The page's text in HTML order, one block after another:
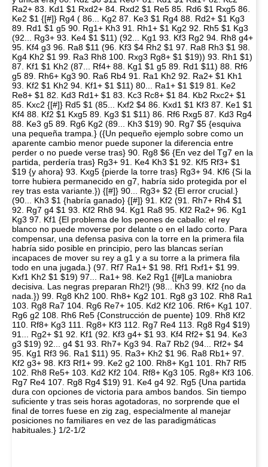
Ra2+ 83. Kd1 $1 Rxd2+ 84. Rxd2 $1 Re5 85. Rd6 $1 Rxg5 86.
Ke2 $1 {[#]} Rg4 ( 86... Kg2 87. Ke3 $1 Rg4 88. Rd2+ $1 Kg3
89. Rd1 $1 g5 90. Rg1+ Kh3 91. Rh1+ $1 Kg2 92. Rh5 $1 Kg3
(92... Rg3+ 93. Ke4 $1 $11) (92... Kg1 93. Kf3 Rg2 94. Rh8 g4+
95. Kf4 g3 96. Ra8 $11 (96. Kf3 $4 Rh2 $1 97. Ra8 Rh3 $1 98.
Kg4 Kh2 $1 99. Ra3 Rh8 100. Rxg3 Rg8+ $1 $19)) 93. Rh1 $1)
87. Kf1 $1 Kh2 (87... Rf4+ 88. Kg1 $1 g5 89. Rd1 $11) 88. Rf6
g5 89. Rh6+ Kg3 90. Ra6 Rb4 91. Ra1 Kh2 92. Ra2+ $1 Kh1
93. Kf2 $1 Kh2 94. Kf1+ $1 $11) 80... Ra1+ $1 $19 81. Ke2
Re8+ $1 82. Kd3 Rd1+ $1 83. Kc3 Rc8+ $1 84. Kb2 Rxc2+ $1
85. Kxc2 {[#]} Rd5 $1 (85... Kxf2 $4 86. Kxd1 $1 Kf3 87. Ke1 $1
Kf4 88. Kf2 $1 Kxg5 89. Kg3 $1 $11) 86. Rf6 Rxg5 87. Kd3 Rg4
88. Ke3 g5 89. Rg6 Kg2 (89... Kh3 $19) 90. Rg7 $5 {esquiva
una pequeña trampa.} ({Un pequeño ejemplo sobre como un
aparente cambio menor puede suponer la diferencia entre
perder o no puede verse tras} 90. Rg8 $6 {En vez del Tg7 en la
partida, perdería tras} Rg3+ 91. Ke4 Kh3 $1 92. Kf5 Rf3+ $1
$19 {y ahora} 93. Kxg5 {pierde la torre tras} Rg3+ 94. Kf6 {Si la
torre hubiera permanecido en g7, habría sido protegida por el
rey tras esta variante.}) {[#]} 90... Rg3+ $2 {El error crucial.}
(90... Kh3 $1 {habría ganado} {[#]} 91. Kf2 (91. Rh7+ Rh4 $1
92. Rg7 g4 $1 93. Kf2 Rh8 94. Kg1 Ra8 95. Kf2 Ra2+ 96. Kg1
Kg3 97. Kf1 {El problema de los peones de caballo: el rey
blanco no puede moverse por delante o en el lado corto. Para
compensar, una defensa pasiva con la torre en la primera fila
habría sido posible en principio, pero las blancas serían
incapaces de mover su rey a g1 y a su torre a la primera fila
todo en una jugada.} (97. Rf7 Ra1+ $1 98. Rf1 Rxf1+ $1 99.
Kxf1 Kh2 $1 $19) 97... Ra1+ 98. Ke2 Rg1 {[#]La maniobra
decisiva. Las negras preparan Rh2!} (98... Kh3 99. Kf2 {no da
nada.}) 99. Rg8 Kh2 100. Rh8+ Kg2 101. Rg8 g3 102. Rh8 Ra1
103. Rg8 Ra7 104. Rg6 Re7+ 105. Kd2 Kf2 106. Rf6+ Kg1 107.
Rg6 g2 108. Rh6 Re5 {Construcción de puente} 109. Rh8 Kf2
110. Rf8+ Kg3 111. Rg8+ Kf3 112. Rg7 Re4 113. Rg8 Rg4 $19)
91... Rg2+ $1 92. Kf1 (92. Kf3 g4+ $1 93. Kf4 Rf2+ $1 94. Ke3
g3 $19) 92... g4 $1 93. Rh7+ Kg3 94. Ra7 Rb2 (94... Rf2+ $4
95. Kg1 Rf3 96. Ra1 $11) 95. Ra3+ Kh2 $1 96. Ra8 Rb1+ 97.
Kf2 g3+ 98. Kf3 Rf1+ 99. Ke2 g2 100. Rh8+ Kg1 101. Rh7 Rf5
102. Rh8 Re5+ 103. Kd2 Kf2 104. Rf8+ Kg3 105. Rg8+ Kf3 106.
Rg7 Re4 107. Rg8 Rg4 $19) 91. Ke4 g4 92. Rg5 {Una partida
dura con opciones de victoria para ambos bandos. Sin tiempo
suficiente y tras seis horas agotadoras, no sorprende que el
final de torres fuese en zig zag, especialmente al manejar
posiciones no familiares en vez de las paradigmáticas
habituales.} 1/2-1/2